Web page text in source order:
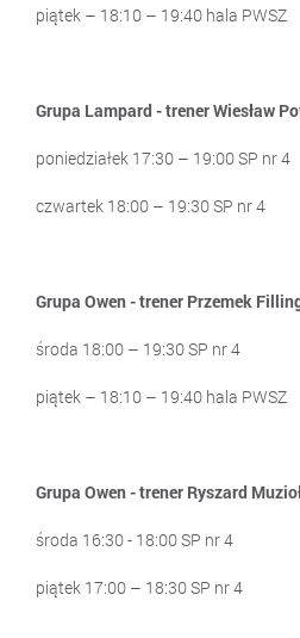
piątek – 18:10 – 19:40 hala PWSZ
Grupa Lampard - trener Wiesław
poniedziałek 17:30 – 19:00 SP nr 4
czwartek 18:00 – 19:30 SP nr 4
Grupa Owen - trener Przemek
środa 18:00 – 19:30 SP nr 4
piątek – 18:10 – 19:40 hala PWSZ
Grupa Owen - trener Ryszard
środa 16:30 - 18:00 SP nr 4
piątek 17:00 – 18:30 SP nr 4